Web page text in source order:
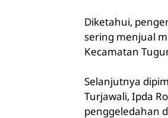
Diketahui,
sering menjual
Kecamatan
Selanjutnya
Turjawali, Ipda
penggeledahan